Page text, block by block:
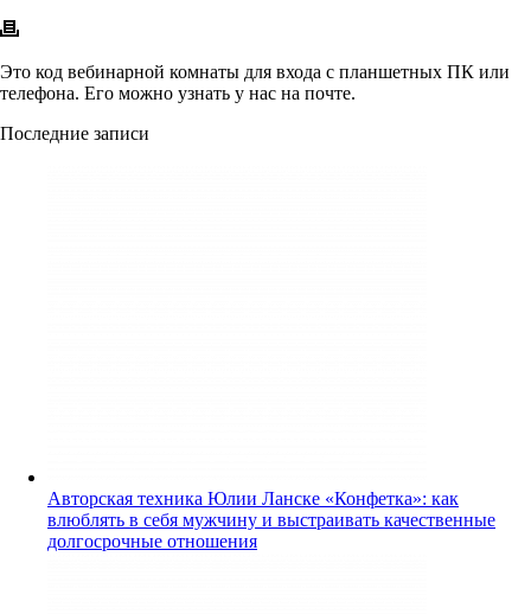
Это код вебинарной комнаты для входа с планшетных ПК или
телефона. Его можно узнать у нас на почте.
Последние записи
Авторская техника Юлии Ланске «Конфетка»: как
влюблять в себя мужчину и выстраивать качественные
долгосрочные отношения